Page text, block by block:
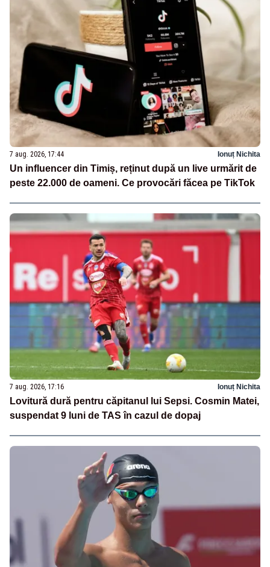
7 aug. 2026, 17:44 Ionuț Nichita
Un influencer din Timiș, reținut după un live urmărit de
peste 22.000 de oameni. Ce provocări făcea pe TikTok
7 aug. 2026, 17:16 Ionuț Nichita
Lovitură dură pentru căpitanul lui Sepsi. Cosmin Matei,
suspendat 9 luni de TAS în cazul de dopaj